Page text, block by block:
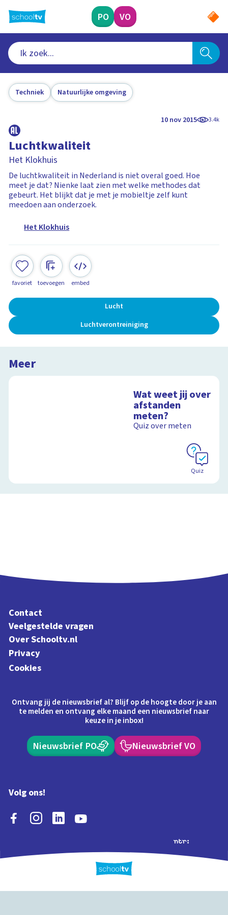
naar
hoofdinhoud
PO VO
Techniek Natuurlijke omgeving
10 nov 2015 3.4k
Luchtkwaliteit
Het Klokhuis
De luchtkwaliteit in Nederland is niet overal goed. Hoe
meet je dat? Nienke laat zien met welke methodes dat
gebeurt. Het blijkt dat je met je mobieltje zelf kunt
meedoen aan onderzoek.
Het Klokhuis
favoriet toevoegen embed
Lucht
Luchtverontreiniging
Meer
Wat weet jij over
afstanden
meten?
Quiz over meten
Quiz
Contact
Veelgestelde vragen
Over Schooltv.nl
Privacy
Cookies
Ontvang jij de nieuwsbrief al? Blijf op de hoogte door je aan
te melden en ontvang elke maand een nieuwsbrief naar
keuze in je inbox!
Nieuwsbrief PO Nieuwsbrief VO
Volg ons!